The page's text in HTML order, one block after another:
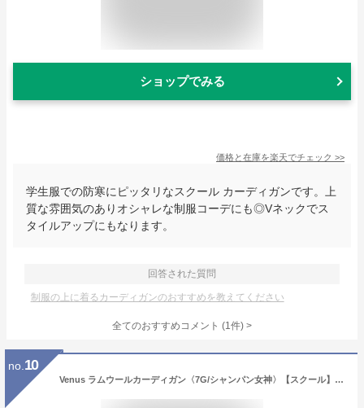
ショップでみる
価格と在庫を楽天でチェック >>
学生服での防寒にピッタリなスクール カーディガンです。上
質な雰囲気のありオシャレな制服コーデにも◎Vネックでス
タイルアップにもなります。
回答された質問
制服の上に着るカーディガンのおすすめを教えてください
全てのおすすめコメント (1件) >
no. 10
Venus ラムウールカーディガン〈7G/シャンパン女神〉【スクール】【学生】【通学】／イーストボーイ（EAST BOY）